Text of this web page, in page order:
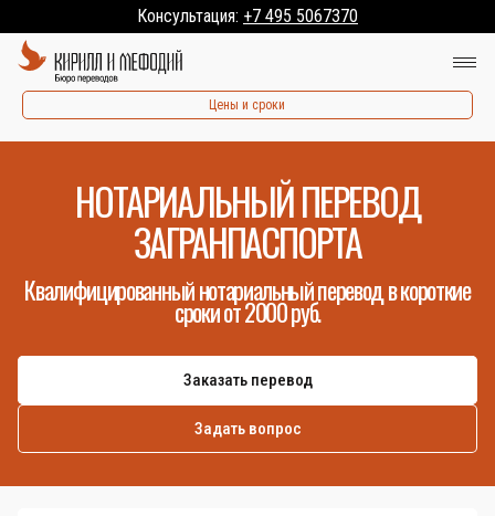
Консультация: +7 495 5067370
Цены и сроки
НОТАРИАЛЬНЫЙ ПЕРЕВОД
ЗАГРАНПАСПОРТА
Квалифицированный нотариальный перевод в короткие
сроки от 2000 руб.
Заказать перевод
Задать вопрос